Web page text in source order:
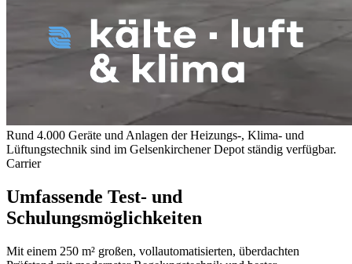
Rund 4.000 Geräte und Anlagen der Heizungs-, Klima- und
Lüftungstechnik sind im Gelsenkirchener Depot ständig verfügbar.
Carrier
Umfassende Test- und
Schulungsmöglichkeiten
Mit einem 250 m² großen, vollautomatisierten, überdachten